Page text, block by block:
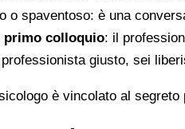
o spaventoso: è una
primo colloquio: il
giusto, sei
è vincolato al